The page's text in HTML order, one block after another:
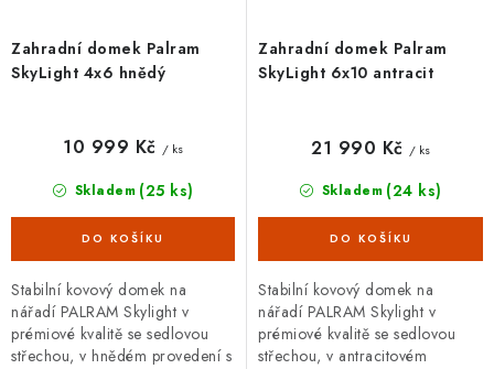
ů
t
ů
Zahradní domek Palram
SkyLight 4x6 hnědý
Skladem (25 ks)
10 999 Kč / ks
Stabilní kovový domek na
nářadí PALRAM Skylight v
prémiové kvalitě se sedlovou
střechou, v hnědém provedení s
Zahradní domek Palram
SkyLight 6x10 antracit
Skladem (24 ks)
21 990 Kč / ks
Stabilní kovový domek na
nářadí PALRAM Skylight v
prémiové kvalitě se sedlovou
střechou, v antracitovém